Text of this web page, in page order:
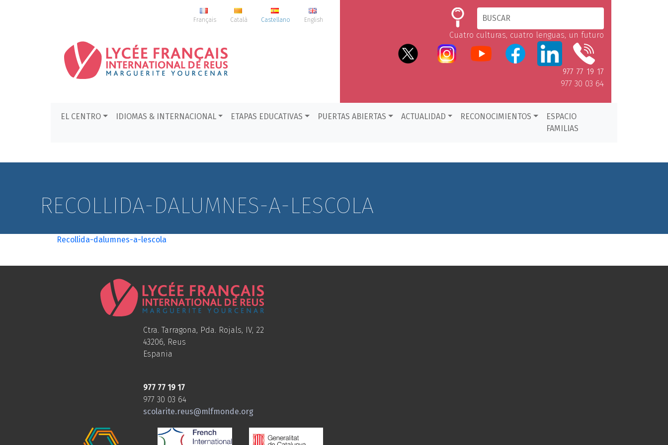
Français Català Castellano English
Cuatro culturas, cuatro lenguas, un futuro
977 77 19 17
977 30 03 64
EL CENTRO IDIOMAS & INTERNACIONAL ETAPAS EDUCATIVAS PUERTAS ABIERTAS ACTUALIDAD RECONOCIMIENTOS
ESPACIO
FAMILIAS
RECOLLIDA-DALUMNES-A-LESCOLA
Recollida-dalumnes-a-lescola
Ctra. Tarragona, Pda. Rojals, IV, 22
43206, Reus
Espania
977 77 19 17
977 30 03 64
scolarite.reus@mlfmonde.org